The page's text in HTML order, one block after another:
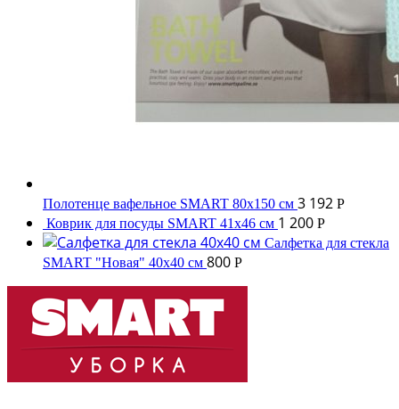
Полотенце вафельное SMART 80x150 см 3 192 Р
Коврик для посуды SMART 41х46 см 1 200 Р
Салфетка для стекла
SMART "Новая" 40х40 см 800 Р